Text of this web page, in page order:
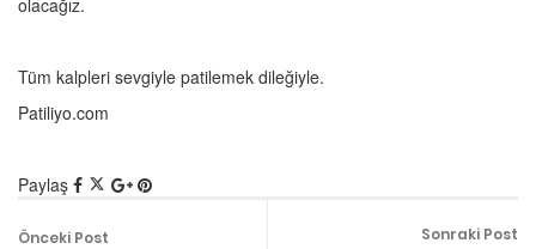
Tüm kalpleri sevgiyle patilemek dileğiyle.
Patiliyo.com
Paylaş
Önceki Post Sonraki Post